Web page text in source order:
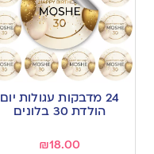
24 מדבקות עגולות יום
הולדת 30 בלונים
₪18.00